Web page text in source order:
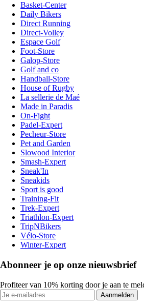
Basket-Center
Daily Bikers
Direct Running
Direct-Volley
Espace Golf
Foot-Store
Galop-Store
Golf and co
Handball-Store
House of Rugby
La sellerie de Maé
Made in Paradis
On-Fight
Padel-Expert
Pecheur-Store
Pet and Garden
Slowood Interior
Smash-Expert
Sneak'In
Sneakids
Sport is good
Training-Fit
Trek-Expert
Triathlon-Expert
TripNBikers
Vélo-Store
Winter-Expert
Abonneer je op onze nieuwsbrief
Profiteer van 10% korting door je aan te
Aanmelden